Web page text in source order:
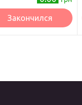
Закончился